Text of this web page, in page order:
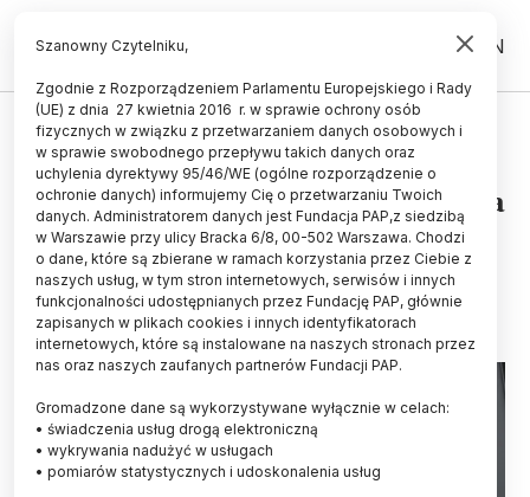
PL EN
UCZELNIE I INSTYTUCJE
Prof. Cudnoch-Jędrzejewska: nie
utraciłam prawa kandydowania na
rektora WUM
21.04.2024
aktualizacja: 21.04.2024
2 minuty czytania
Szanowny Czytelniku,
Zgodnie z Rozporządzeniem Parlamentu Europejskiego i Rady
(UE) z dnia 27 kwietnia 2016 r. w sprawie ochrony osób
fizycznych w związku z przetwarzaniem danych osobowych i
w sprawie swobodnego przepływu takich danych oraz
uchylenia dyrektywy 95/46/WE (ogólne rozporządzenie o
ochronie danych) informujemy Cię o przetwarzaniu Twoich
danych. Administratorem danych jest Fundacja PAP,z siedzibą
w Warszawie przy ulicy Bracka 6/8, 00-502 Warszawa. Chodzi
o dane, które są zbierane w ramach korzystania przez Ciebie z
naszych usług, w tym stron internetowych, serwisów i innych
funkcjonalności udostępnianych przez Fundację PAP, głównie
zapisanych w plikach cookies i innych identyfikatorach
internetowych, które są instalowane na naszych stronach przez
nas oraz naszych zaufanych partnerów Fundacji PAP.
Gromadzone dane są wykorzystywane wyłącznie w celach:
• świadczenia usług drogą elektroniczną
• wykrywania nadużyć w usługach
• pomiarów statystycznych i udoskonalenia usług